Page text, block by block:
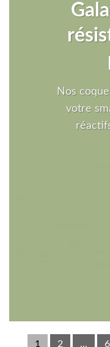
Nos
votre
1 2 ... 6